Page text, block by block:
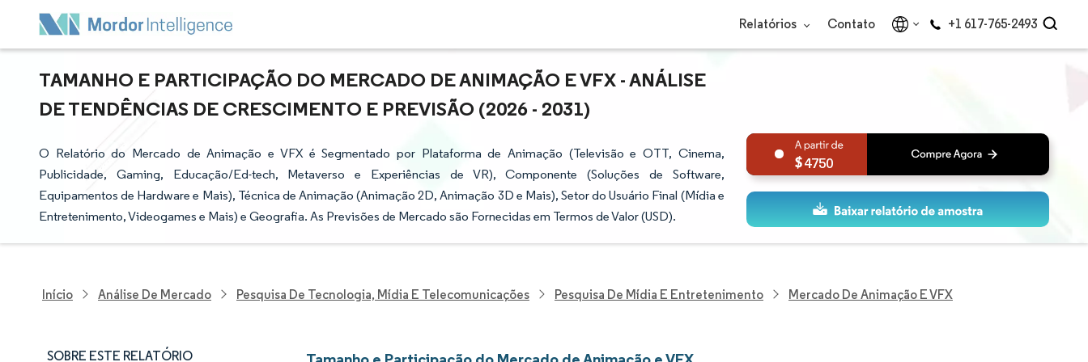
Relatórios Contato +1 617-765-2493
TAMANHO E PARTICIPAÇÃO DO MERCADO DE ANIMAÇÃO E VFX - ANÁLISE
DE TENDÊNCIAS DE CRESCIMENTO E PREVISÃO (2026 - 2031)
O Relatório do Mercado de Animação e VFX é Segmentado por Plataforma de Animação (Televisão e OTT, Cinema,
Publicidade, Gaming, Educação/Ed-tech, Metaverso e Experiências de VR), Componente (Soluções de Software,
Equipamentos de Hardware e Mais), Técnica de Animação (Animação 2D, Animação 3D e Mais), Setor do Usuário Final (Mídia e
Entretenimento, Videogames e Mais) e Geografia. As Previsões de Mercado são Fornecidas em Termos de Valor (USD).
4750
Início Análise De Mercado Pesquisa De Tecnologia, Mídia E Telecomunicações Pesquisa De Mídia E Entretenimento Mercado De Animação E VFX
SOBRE ESTE RELATÓRIO